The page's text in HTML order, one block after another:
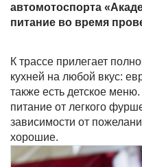
автомотоспорта
питание во время
К трассе прилегает
кухней на любой вкус:
также есть детское
питание от легкого
зависимости от
хорошие.